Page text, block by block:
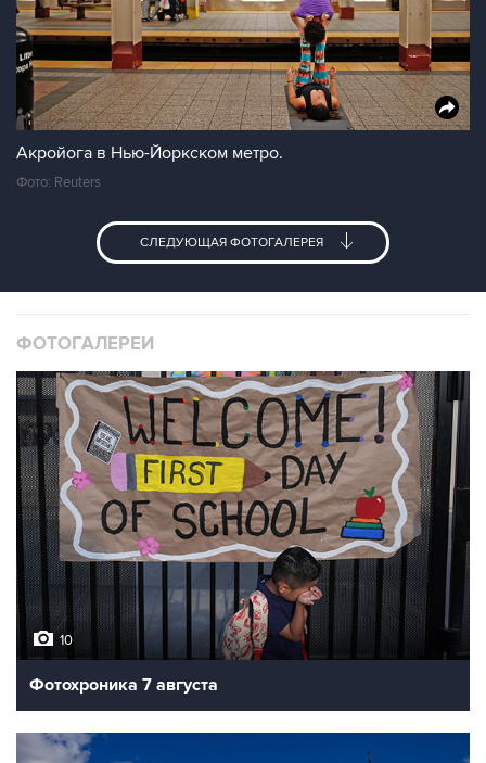
Акройога в Нью-Йоркском метро.
Фото: Reuters
СЛЕДУЮЩАЯ ФОТОГАЛЕРЕЯ
ФОТОГАЛЕРЕИ
10
Фотохроника 7 августа